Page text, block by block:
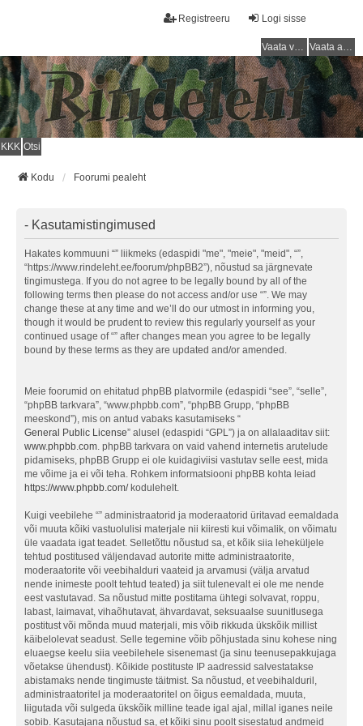
Logi sisse
Registreeru
Vaata vastamata teemasi Vaata aktiivseid teemasid
KKK Otsi
Kodu Foorumi pealeht
- Kasutamistingimused
Hakates kommuuni “” liikmeks (edaspidi "me", "meie", "meid", “”,
“https://www.rindeleht.ee/foorum/phpBB2”), nõustud sa järgnevate
tingimustega. If you do not agree to be legally bound by all of the
following terms then please do not access and/or use “”. We may
change these at any time and we’ll do our utmost in informing you,
though it would be prudent to review this regularly yourself as your
continued usage of “” after changes mean you agree to be legally
bound by these terms as they are updated and/or amended.
Meie foorumid on ehitatud phpBB platvormile (edaspidi “see”, “selle”,
“phpBB tarkvara”, “www.phpbb.com”, “phpBB Grupp, “phpBB
meeskond”), mis on antud vabaks kasutamiseks “
General Public License” alusel (edaspidi “GPL”) ja on allalaaditav siit:
www.phpbb.com. phpBB tarkvara on vaid vahend internetis arutelude
pidamiseks, phpBB Grupp ei ole kuidagiviisi vastutav selle eest, mida
me võime ja ei või teha. Rohkem informatsiooni phpBB kohta leiad
https://www.phpbb.com/kodulehelt.
Kuigi veebilehe “” administraatorid ja moderaatorid üritavad eemaldada
või muuta kõiki vastuolulisi materjale nii kiiresti kui võimalik, on võimatu
üle vaadata igat teadet. Selletõttu nõustud sa, et kõik siia leheküljele
tehtud postitused väljendavad autorite mitte administraatorite,
moderaatorite või veebihalduri vaateid ja arvamusi (välja arvatud
nende inimeste poolt tehtud teated) ja siit tulenevalt ei ole me nende
eest vastutavad. Sa nõustud mitte postitama ühtegi solvavat, roppu,
labast, laimavat, vihaõhutavat, ähvardavat, seksuaalse suunitlusega
postitust või mõnda muud materjali, mis võib rikkuda ükskõik millist
käibelolevat seadust. Selle tegemine võib põhjustada sinu kohese ning
eluaegse keelu siia veebilehele sisenemast (ja sinu teenusepakkujaga
võetakse ühendust). Kõikide postituste IP aadressid salvestatakse
abistamaks nende tingimuste täitmist. Sa nõustud, et veebihalduril,
administraatoritel ja moderaatoritel on õigus eemaldada, muuta,
liigutada või sulgeda ükskõik milline teade igal ajal, millal iganes neile
sobib. Kasutajana nõustud sa, et kõiki sinu poolt sisestatud andmeid